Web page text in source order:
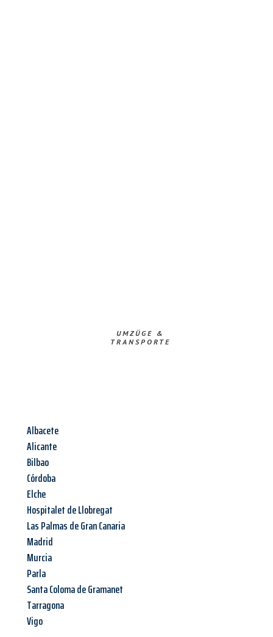
UMZÜGE &
TRANSPORTE
Albacete
Alicante
Bilbao
Córdoba
Elche
Hospitalet de Llobregat
Las Palmas de Gran Canaria
Madrid
Murcia
Parla
Santa Coloma de Gramanet
Tarragona
Vigo